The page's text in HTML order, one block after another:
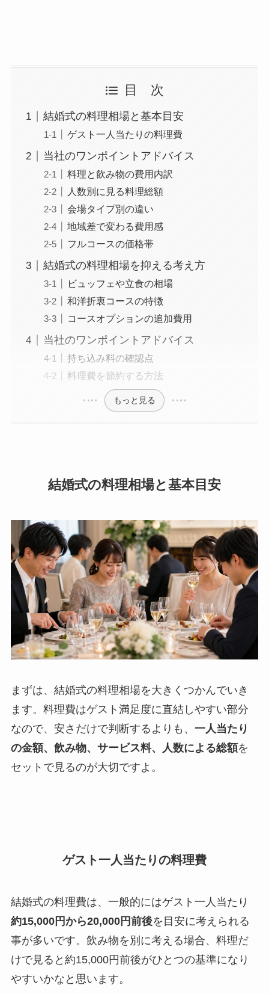
目 次
結婚式の料理相場と基本目安
ゲスト一人当たりの料理費
当社のワンポイントアドバイス
料理と飲み物の費用内訳
人数別に見る料理総額
会場タイプ別の違い
地域差で変わる費用感
フルコースの価格帯
結婚式の料理相場を抑える考え方
ビュッフェや立食の相場
和洋折衷コースの特徴
コースオプションの追加費用
当社のワンポイントアドバイス
持ち込み料の確認点
料理費を節約する方法
もっと見る
結婚式の料理相場と基本目安
まずは、結婚式の料理相場を大きくつかんでいき
ます。料理費はゲスト満足度に直結しやすい部分
なので、安さだけで判断するよりも、 一人当たり
の金額、飲み物、サービス料、人数による総額を
セットで見るのが大切ですよ。
ゲスト一人当たりの料理費
結婚式の料理費は、一般的にはゲスト一人当たり
約15,000円から20,000円前後を目安に考えられる
事が多いです。飲み物を別に考える場合、料理だ
けで見ると約15,000円前後がひとつの基準になり
やすいかなと思います。